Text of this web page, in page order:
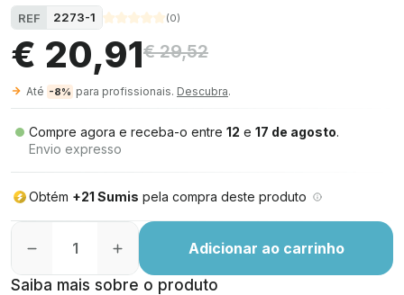
REF 2273-1 (0)
€ 20,91€ 29,52
Até -8% para profissionais. Descubra.
Compre agora e receba-o entre 12 e 17 de agosto.
Envio expresso
Obtém +21 Sumis pela compra deste produto
Adicionar ao carrinho
Saiba mais sobre o produto